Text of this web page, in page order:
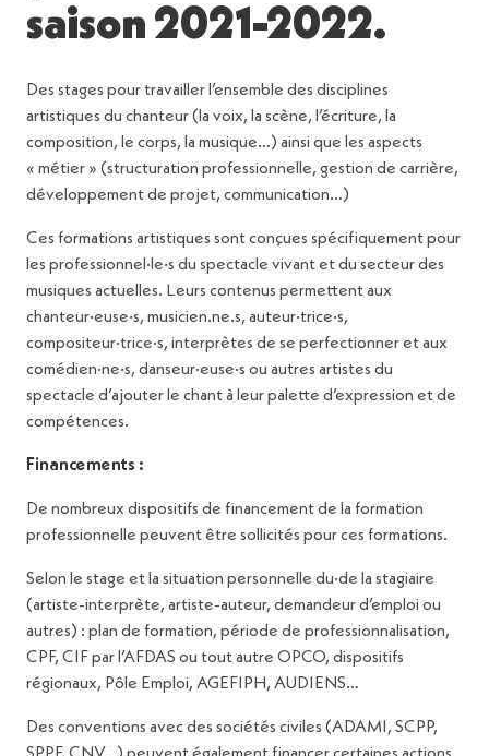
saison 2021-2022.
Des stages pour travailler l’ensemble des disciplines
artistiques du chanteur (la voix, la scène, l’écriture, la
composition, le corps, la musique…) ainsi que les aspects
« métier » (structuration professionnelle, gestion de carrière,
développement de projet, communication…)
Ces formations artistiques sont conçues spécifiquement pour
les professionnel·le·s du spectacle vivant et du secteur des
musiques actuelles. Leurs contenus permettent aux
chanteur·euse·s, musicien.ne.s, auteur·trice·s,
compositeur·trice·s, interprètes de se perfectionner et aux
comédien·ne·s, danseur·euse·s ou autres artistes du
spectacle d’ajouter le chant à leur palette d’expression et de
compétences.
Financements :
De nombreux dispositifs de financement de la formation
professionnelle peuvent être sollicités pour ces formations.
Selon le stage et la situation personnelle du·de la stagiaire
(artiste-interprète, artiste-auteur, demandeur d’emploi ou
autres) : plan de formation, période de professionnalisation,
CPF, CIF par l’AFDAS ou tout autre OPCO, dispositifs
régionaux, Pôle Emploi, AGEFIPH, AUDIENS…
Des conventions avec des sociétés civiles (ADAMI, SCPP,